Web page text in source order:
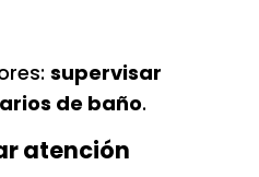
supervisar
de baño.
atención